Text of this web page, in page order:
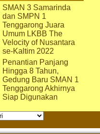
SMAN 3 Samarinda
dan SMPN 1
Tenggarong Juara
Umum LKBB The
Velocity of Nusantara
se-Kaltim 2022
Penantian Panjang
Hingga 8 Tahun,
Gedung Baru SMAN 1
Tenggarong Akhirnya
Siap Digunakan